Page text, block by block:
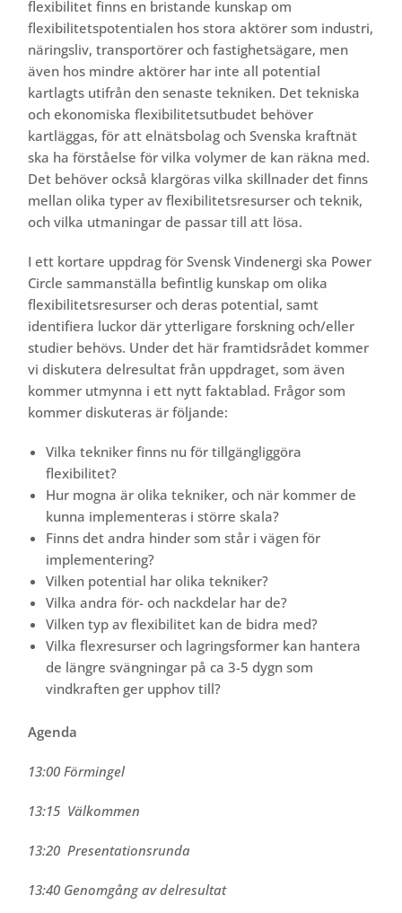
flexibilitet finns en bristande kunskap om
flexibilitetspotentialen hos stora aktörer som industri,
näringsliv, transportörer och fastighetsägare, men
även hos mindre aktörer har inte all potential
kartlagts utifrån den senaste tekniken. Det tekniska
och ekonomiska flexibilitetsutbudet behöver
kartläggas, för att elnätsbolag och Svenska kraftnät
ska ha förståelse för vilka volymer de kan räkna med.
Det behöver också klargöras vilka skillnader det finns
mellan olika typer av flexibilitetsresurser och teknik,
och vilka utmaningar de passar till att lösa.
I ett kortare uppdrag för Svensk Vindenergi ska Power
Circle sammanställa befintlig kunskap om olika
flexibilitetsresurser och deras potential, samt
identifiera luckor där ytterligare forskning och/eller
studier behövs. Under det här framtidsrådet kommer
vi diskutera delresultat från uppdraget, som även
kommer utmynna i ett nytt faktablad. Frågor som
kommer diskuteras är följande:
Vilka tekniker finns nu för tillgängliggöra
flexibilitet?
Hur mogna är olika tekniker, och när kommer de
kunna implementeras i större skala?
Finns det andra hinder som står i vägen för
implementering?
Vilken potential har olika tekniker?
Vilka andra för- och nackdelar har de?
Vilken typ av flexibilitet kan de bidra med?
Vilka flexresurser och lagringsformer kan hantera
de längre svängningar på ca 3-5 dygn som
vindkraften ger upphov till?
Agenda
13:00 Förmingel
13:15 Välkommen
13:20 Presentationsrunda
13:40 Genomgång av delresultat